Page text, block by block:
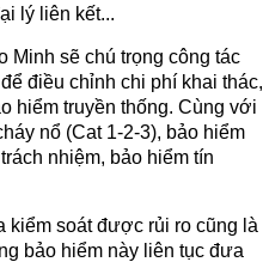
lý liên kết...
Minh sẽ chú trọng công tác
điều chỉnh chi phí khai thác,
hiểm truyền thống. Cùng với
nổ (Cat 1-2-3), bảo hiểm
nhiệm, bảo hiểm tín
kiểm soát được rủi ro cũng là
bảo hiểm này liên tục đưa